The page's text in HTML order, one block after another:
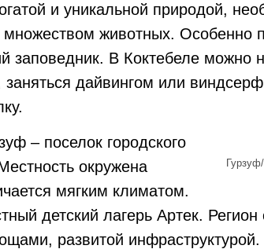
и уникальной природой,
животных. Особенно
заповедник. В Коктебеле можно
дайвингом или
– поселок городского
окружена
мягким климатом.
детский лагерь Артек. Регион
развитой